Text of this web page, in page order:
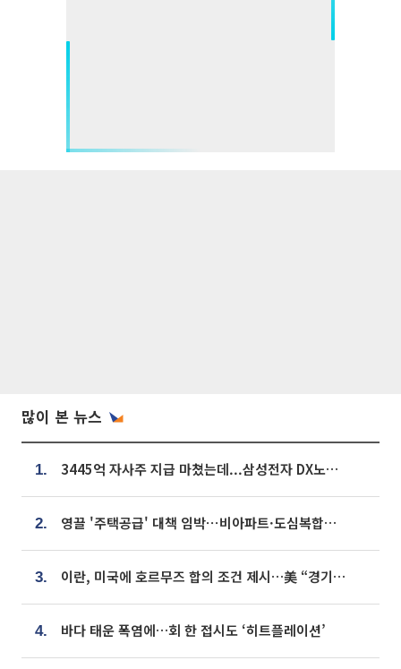
많이 본 뉴스
1. 3445억 자사주 지급 마쳤는데...삼성전자 DX노조, 뒤늦은 '떼쓰기 집회'
2. 영끌 '주택공급' 대책 임박⋯비아파트·도심복합까지 총동원
3. 이란, 미국에 호르무즈 합의 조건 제시…美 “경기 아직 안 끝나” [종합]
4. 바다 태운 폭염에…회 한 접시도 ‘히트플레이션’